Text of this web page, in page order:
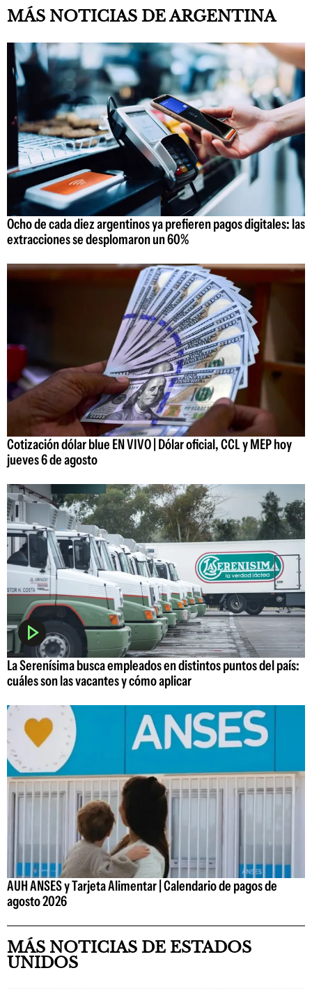
MÁS NOTICIAS DE ARGENTINA
Ocho de cada diez argentinos ya prefieren pagos digitales: las
extracciones se desplomaron un 60%
Cotización dólar blue EN VIVO | Dólar oficial, CCL y MEP hoy
jueves 6 de agosto
La Serenísima busca empleados en distintos puntos del país:
cuáles son las vacantes y cómo aplicar
AUH ANSES y Tarjeta Alimentar | Calendario de pagos de
agosto 2026
MÁS NOTICIAS DE ESTADOS
UNIDOS